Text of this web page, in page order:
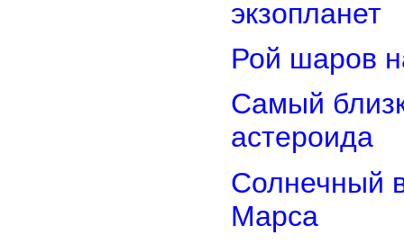
экзопланет
Рой шаров
Самый
астероида
Солнечный
Марса